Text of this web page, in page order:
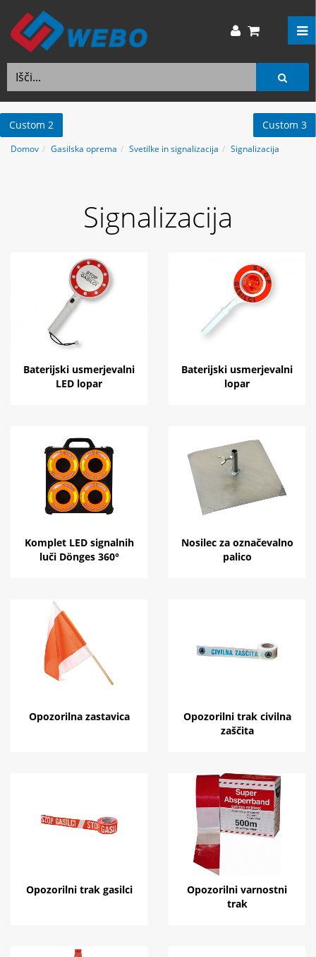
Custom 2 Custom 3
Domov Gasilska oprema Svetilke in signalizacija Signalizacija
Signalizacija
Baterijski usmerjevalni
LED lopar
Baterijski usmerjevalni
lopar
Komplet LED signalnih
luči Dönges 360°
Nosilec za označevalno
palico
Opozorilna zastavica
Opozorilni trak civilna
zaščita
Opozorilni trak gasilci
Opozorilni varnostni
trak